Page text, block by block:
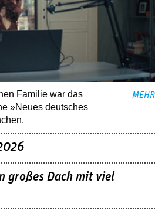
Familie war das
»Neues deutsches
MEHR
großes Dach mit viel